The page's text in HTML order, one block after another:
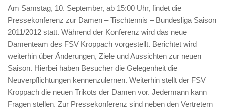
Am Samstag, 10. September, ab 15:00 Uhr, findet die
Pressekonferenz zur Damen – Tischtennis – Bundesliga Saison
2011/2012 statt. Während der Konferenz wird das neue
Damenteam des FSV Kroppach vorgestellt. Berichtet wird
weiterhin über Änderungen, Ziele und Aussichten zur neuen
Saison. Hierbei haben Besucher die Gelegenheit die
Neuverpflichtungen kennenzulernen. Weiterhin stellt der FSV
Kroppach die neuen Trikots der Damen vor. Jedermann kann
Fragen stellen. Zur Pressekonferenz sind neben den Vertretern